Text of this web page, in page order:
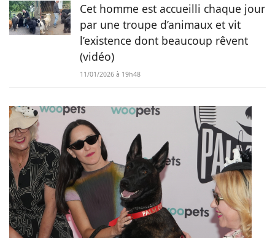
Cet homme est accueilli chaque jour
par une troupe d’animaux et vit
l’existence dont beaucoup rêvent
(vidéo)
11/01/2026 à 19h48